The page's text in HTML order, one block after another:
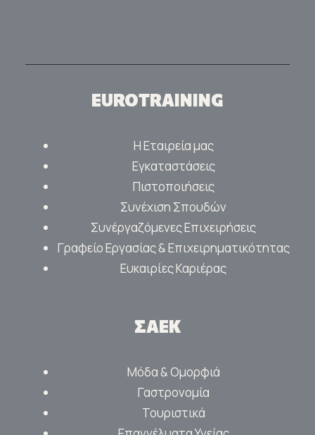
EUROTRAINING
Η Εταιρεία μας
Εγκαταστάσεις
Πιστοποιήσεις
Συνέχιση Σπουδών
Συνέργαζόμενες Επιχειρήσεις
Γραφείο Εργασίας & Επιχειρηματικότητας
Ευκαιρίες Καριέρας
ΣΑΕΚ
Μόδα & Ομορφιά
Γαστρονομία
Τουριστικά